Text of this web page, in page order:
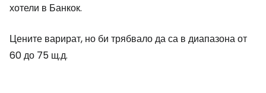
хотели в Банкок.
Цените варират, но би трябвало да са в диапазона от
60 до 75 щ.д.